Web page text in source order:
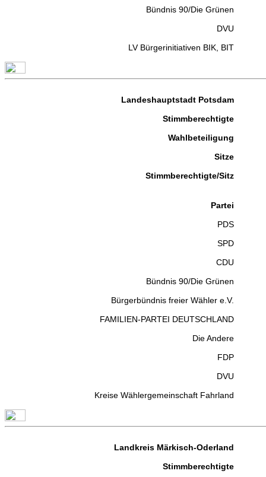
Bündnis 90/Die Grünen
DVU
LV Bürgerinitiativen BIK, BIT
Landeshauptstadt Potsdam
Stimmberechtigte
Wahlbeteiligung
Sitze
Stimmberechtigte/Sitz
Partei
PDS
SPD
CDU
Bündnis 90/Die Grünen
Bürgerbündnis freier Wähler e.V.
FAMILIEN-PARTEI DEUTSCHLAND
Die Andere
FDP
DVU
Kreise Wählergemeinschaft Fahrland
Landkreis Märkisch-Oderland
Stimmberechtigte